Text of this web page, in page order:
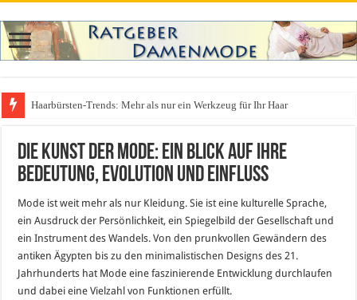
Haarbürsten-Trends: Mehr als nur ein Werkzeug für Ihr Haar
Was zieht man auf ein Festival an? Dein ultimativer Styleguide für die
Die Kunst der Mode: Ein Blick auf ihre
Bedeutung, Evolution und Einfluss
Mode ist weit mehr als nur Kleidung. Sie ist eine kulturelle Sprache,
ein Ausdruck der Persönlichkeit, ein Spiegelbild der Gesellschaft und
ein Instrument des Wandels. Von den prunkvollen Gewändern des
antiken Ägypten bis zu den minimalistischen Designs des 21.
Jahrhunderts hat Mode eine faszinierende Entwicklung durchlaufen
und dabei eine Vielzahl von Funktionen erfüllt.